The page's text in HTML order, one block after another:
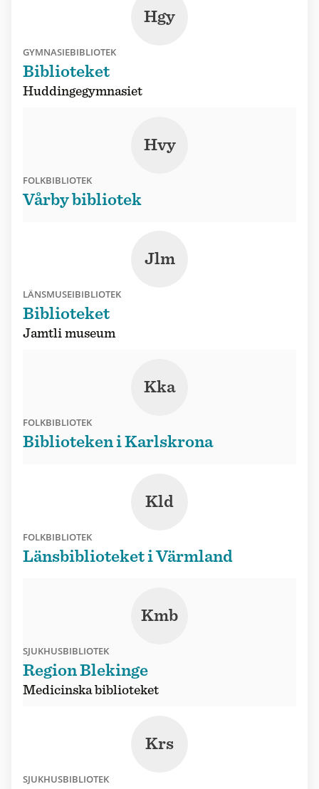
Hgy
GYMNASIEBIBLIOTEK
Biblioteket
Huddingegymnasiet
Hvy
FOLKBIBLIOTEK
Vårby bibliotek
Jlm
LÄNSMUSEIBIBLIOTEK
Biblioteket
Jamtli museum
Kka
FOLKBIBLIOTEK
Biblioteken i Karlskrona
Kld
FOLKBIBLIOTEK
Länsbiblioteket i Värmland
Kmb
SJUKHUSBIBLIOTEK
Region Blekinge
Medicinska biblioteket
Krs
SJUKHUSBIBLIOTEK